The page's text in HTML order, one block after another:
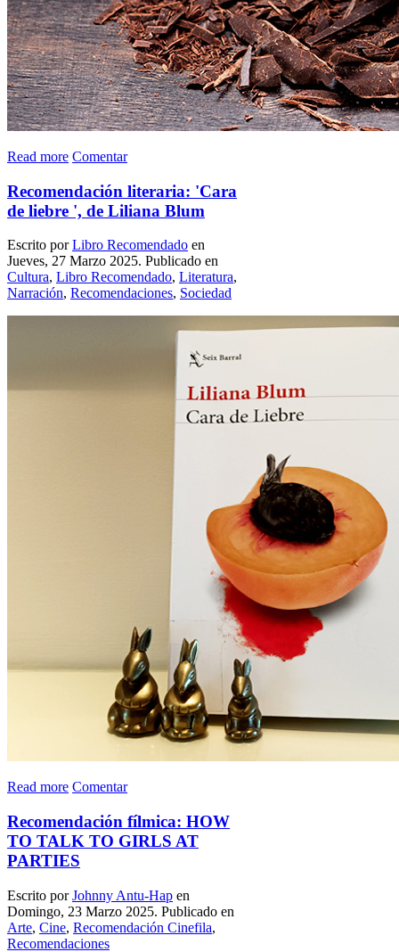
Read more Comentar
Recomendación literaria: 'Cara
de liebre ', de Liliana Blum
Escrito porLibro Recomendado en
Jueves, 27 Marzo 2025. Publicado en
Cultura, Libro Recomendado, Literatura,
Narración, Recomendaciones, Sociedad
Read more Comentar
Recomendación fílmica: HOW
TO TALK TO GIRLS AT
PARTIES
Escrito porJohnny Antu-Hap en
Domingo, 23 Marzo 2025. Publicado en
Arte, Cine, Recomendación Cinefila,
Recomendaciones